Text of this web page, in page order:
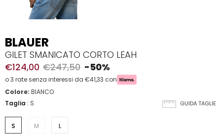
BLAUER
GILET SMANICATO CORTO LEAH
€124,00 €247,50 -50%
o 3 rate senza interessi da €41,33 con
Colore: BIANCO
GUIDA TAGLIE
Taglia : S
S M L